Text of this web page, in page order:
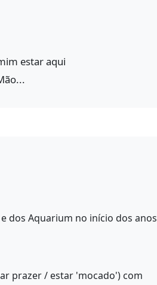
estar aqui
dos Aquarium no início dos anos
prazer / estar 'mocado') com